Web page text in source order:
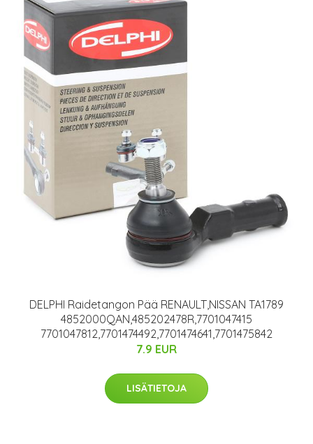
DELPHI Raidetangon Pää RENAULT,NISSAN TA1789
4852000QAN,485202478R,7701047415
7701047812,7701474492,7701474641,7701475842
7.9 EUR
LISÄTIETOJA